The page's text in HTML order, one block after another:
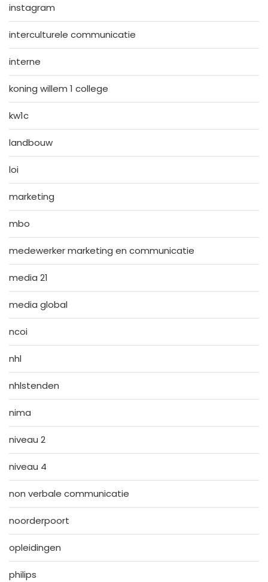
instagram
interculturele communicatie
interne
koning willem 1 college
kw1c
landbouw
loi
marketing
mbo
medewerker marketing en communicatie
media 21
media global
ncoi
nhl
nhlstenden
nima
niveau 2
niveau 4
non verbale communicatie
noorderpoort
opleidingen
philips